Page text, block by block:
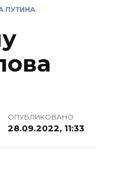
ПУТИНА
ОПУБЛИКОВАНО
28.09.2022, 11:33